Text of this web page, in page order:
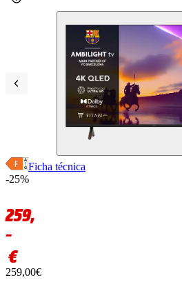
Ficha técnica
-25%
259,
–
€
259,00€